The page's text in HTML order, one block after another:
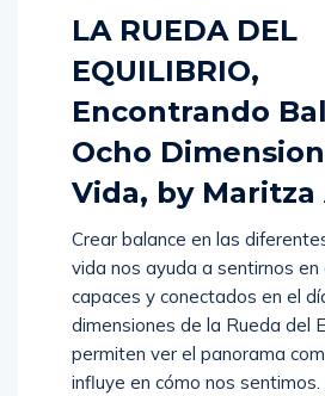
LA RUEDA DEL
EQUILIBRIO,
Encontrando
Ocho
Vida, by Maritza
Crear balance en las
vida nos ayuda a sentirnos en
capaces y conectados en el
dimensiones de la Rueda del
permiten ver el panorama
influye en cómo nos sentimos.